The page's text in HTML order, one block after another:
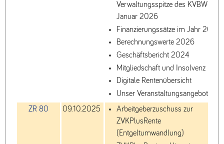
Verwaltungsspitze des KVBW ab 1.
Januar 2026
Finanzierungssätze im Jahr 2026
Berechnungswerte 2026
Geschäftsbericht 2024
Mitgliedschaft und Insolvenz
Digitale Rentenübersicht
Unser Veranstaltungsangebot
ZR 80
09.10.2025
Arbeitgeberzuschuss zur
ZVKPlusRente
(Entgeltumwandlung)